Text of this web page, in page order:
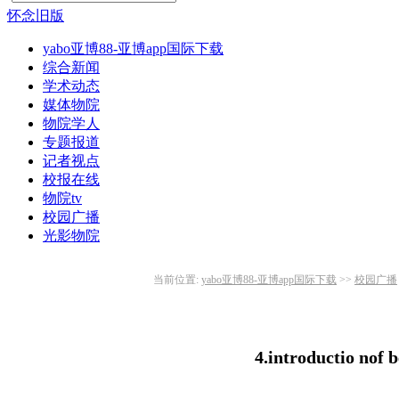
怀念旧版
yabo亚博88-亚博app国际下载
综合新闻
学术动态
媒体物院
物院学人
专题报道
记者视点
校报在线
物院tv
校园广播
光影物院
当前位置: yabo亚博88-亚博app国际下载 >> 校园广播
4.introductio nof